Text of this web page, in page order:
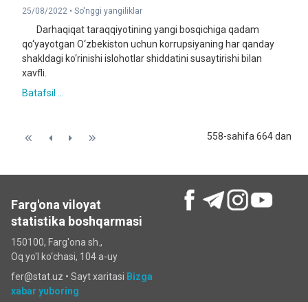
25/08/2022 • So'nggi yangiliklar
Darhaqiqat taraqqiyotining yangi bosqichiga qadam
qo‘yayotgan O‘zbekiston uchun korrupsiyaning har qanday
shakldagi ko‘rinishi islohotlar shiddatini susaytirishi bilan
xavfli.
Batafsil ...
558-sahifa 664 dan
Farg'ona viloyat
statistika boshqarmasi
150100, Farg'ona sh.,
Oq yo'l ko‘chаsi, 104 a-uy
fer@stat.uz • Sayt xaritasi Bizga
xabar yuboring